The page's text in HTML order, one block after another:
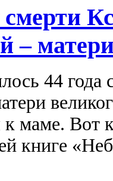
смерти
матери
44
к маме. Вот
книге